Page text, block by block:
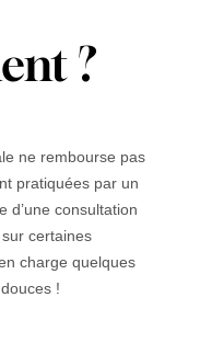
?
ne rembourse pas
pratiquées par un
d’une consultation
certaines
charge quelques
!